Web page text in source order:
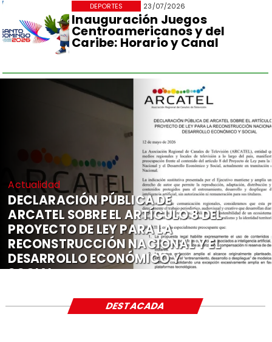
23/07/2026
Inauguración Juegos
Centroamericanos y del
Caribe: Horario y Canal
DEPORTES
Actualidad
DECLARACIÓN PÚBLICA DE
ARCATEL SOBRE EL ARTÍCULO 8 DEL
PROYECTO DE LEY PARA LA
RECONSTRUCCIÓN NACIONAL Y EL
DESARROLLO ECONÓMICO Y
SOCIAL
DESTACADA